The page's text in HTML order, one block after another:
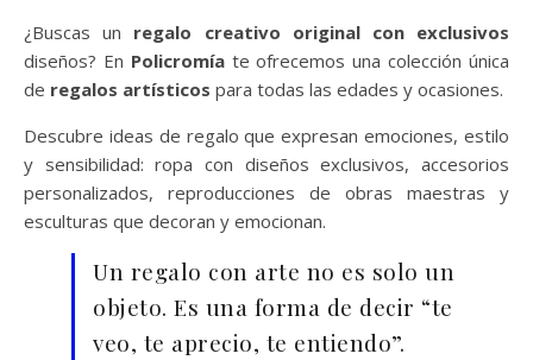
¿Buscas un regalo creativo original con exclusivos
diseños? En Policromíate ofrecemos una colección única
de regalos artísticos para todas las edades y ocasiones.
Descubre ideas de regalo que expresan emociones, estilo
y sensibilidad: ropa con diseños exclusivos, accesorios
personalizados, reproducciones de obras maestras y
esculturas que decoran y emocionan.
Un regalo con arte no es solo un
objeto. Es una forma de decir “te
veo, te aprecio, te entiendo”.